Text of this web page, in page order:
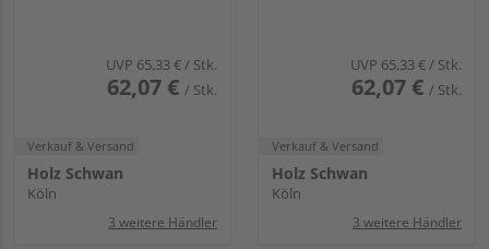
UVP 65,33 €/ Stk.
62,07 € / Stk.
Verkauf & Versand
Holz Schwan
Köln
3 weitere Händler
UVP 65,33 €/ Stk.
62,07 € / Stk.
Verkauf & Versand
Holz Schwan
Köln
3 weitere Händler